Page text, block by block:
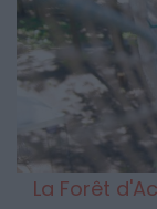
La Forêt